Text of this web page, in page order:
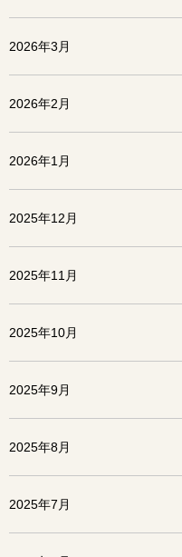
2026年3月
2026年2月
2026年1月
2025年12月
2025年11月
2025年10月
2025年9月
2025年8月
2025年7月